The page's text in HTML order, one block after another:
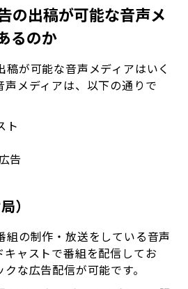
の出稿が可能な音声メ
るのか
稿が可能な音声メディアはいく
声メディアは、以下の通りで
ト
告
）
組の制作・放送をしている音声
キャストで番組を配信してお
な広告配信が可能です。